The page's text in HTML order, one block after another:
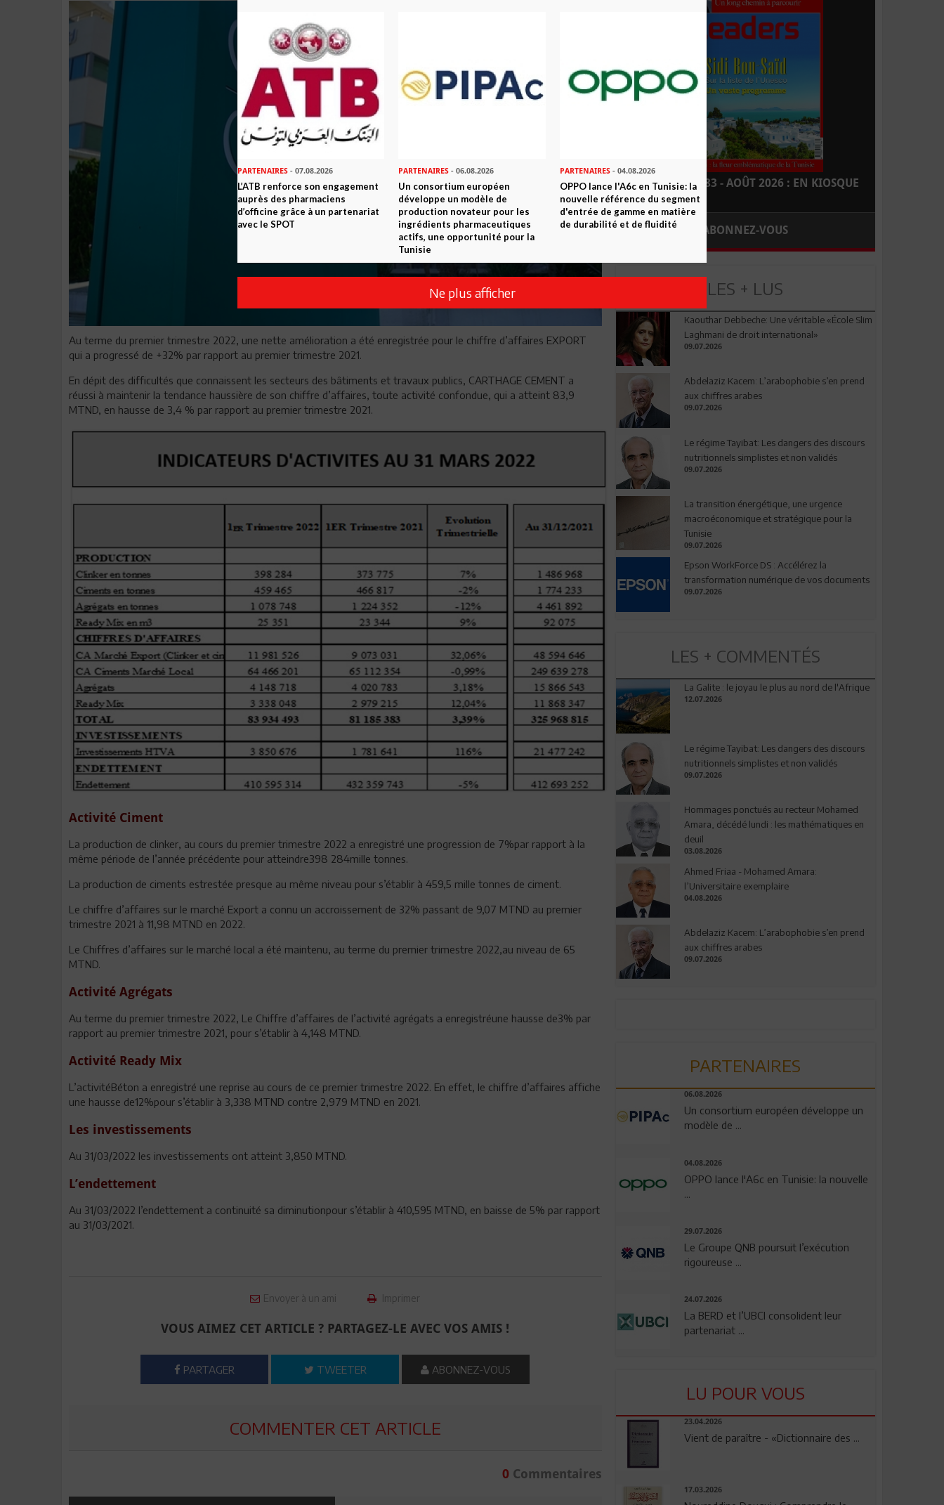
Au terme du premier trimestre 2022, une nette amélioration a été enregistrée pour le chiffre d’affaires EXPORT
qui a progressé de +32% par rapport au premier trimestre 2021.
En dépit des difficultés que connaissent les secteurs des bâtiments et travaux publics, CARTHAGE CEMENT a
réussi à maintenir la tendance haussière de son chiffre d’affaires, toute activité confondue, qui a atteint 83,9
MTND, en hausse de 3,4 % par rapport au premier trimestre 2021.
Activité Ciment
La production de clinker, au cours du premier trimestre 2022 a enregistré une progression de 7%par rapport à la
même période de l’année précédente pour atteindre398 284mille tonnes.
La production de ciments estrestée presque au même niveau pour s’établir à 459,5 mille tonnes de ciment.
Le chiffre d’affaires sur le marché Export a connu un accroissement de 32% passant de 9,07 MTND au premier
trimestre 2021 à 11,98 MTND en 2022.
Le Chiffres d’affaires sur le marché local a été maintenu, au terme du premier trimestre 2022,au niveau de 65
MTND.
Activité Agrégats
Au terme du premier trimestre 2022, Le Chiffre d’affaires de l’activité agrégats a enregistréune hausse de3% par
rapport au premier trimestre 2021, pour s’établir à 4,148 MTND.
Activité Ready Mix
L’activitéBéton a enregistré une reprise au cours de ce premier trimestre 2022. En effet, le chiffre d’affaires affiche
une hausse de12%pour s’établir à 3,338 MTND contre 2,979 MTND en 2021.
Les investissements
Au 31/03/2022 les investissements ont atteint 3,850 MTND.
L’endettement
Au 31/03/2022 l’endettement a continuité sa diminutionpour s’établir à 410,595 MTND, en baisse de 5% par rapport
au 31/03/2021.
Envoyer à un ami Imprimer
VOUS AIMEZ CET ARTICLE ? PARTAGEZ-LE AVEC VOS AMIS !
PARTAGER TWEETER ABONNEZ-VOUS
COMMENTER CET ARTICLE
0Commentaires
LEADERS N° 183 - AOÛT 2026 : EN KIOSQUE
ABONNEZ-VOUS
LES + LUS
Kaouthar Debbeche: Une véritable «École Slim
Laghmani de droit international»
09.07.2026
Abdelaziz Kacem: L’arabophobie s’en prend
aux chiffres arabes
09.07.2026
Le régime Tayibat: Les dangers des discours
nutritionnels simplistes et non validés
09.07.2026
La transition énergétique, une urgence
macroéconomique et stratégique pour la
Tunisie
09.07.2026
Epson WorkForce DS : Accélérez la
transformation numérique de vos documents
09.07.2026
LES + COMMENTÉS
La Galite : le joyau le plus au nord de l'Afrique
12.07.2026
Le régime Tayibat: Les dangers des discours
nutritionnels simplistes et non validés
09.07.2026
Hommages ponctués au recteur Mohamed
Amara, décédé lundi : les mathématiques en
deuil
03.08.2026
Ahmed Friaa - Mohamed Amara:
l’Universitaire exemplaire
04.08.2026
Abdelaziz Kacem: L’arabophobie s’en prend
aux chiffres arabes
09.07.2026
PARTENAIRES
06.08.2026
Un consortium européen développe un
modèle de ...
04.08.2026
OPPO lance l'A6c en Tunisie: la nouvelle
29.07.2026
Le Groupe QNB poursuit l’exécution
rigoureuse ...
24.07.2026
La BERD et l’UBCI consolident leur
partenariat ...
LU POUR VOUS
23.04.2026
Vient de paraître - «Dictionnaire des ...
17.03.2026
PARTENAIRES - 07.08.2026
L’ATB renforce son engagement
auprès des pharmaciens
d’officine grâce à un partenariat
avec le SPOT
PARTENAIRES - 06.08.2026
Un consortium européen
développe un modèle de
production novateur pour les
ingrédients pharmaceutiques
actifs, une opportunité pour la
Tunisie
PARTENAIRES- 04.08.2026
OPPO lance l'A6c en Tunisie: la
nouvelle référence du segment
d'entrée de gamme en matière
de durabilité et de fluidité
Ne plus afficher